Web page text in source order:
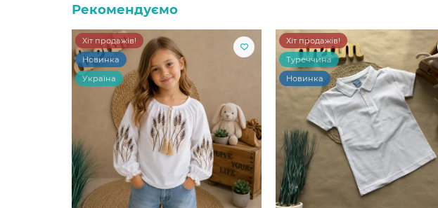
Рекомендуємо
Хіт продажів!
Новинка
Україна
Хіт продажів!
Туреччина
Новинка